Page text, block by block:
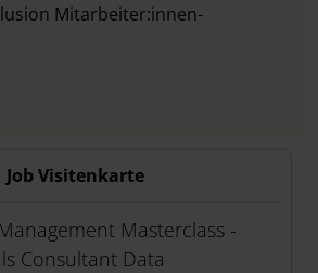
Mitarbeiter:innen-
Job Visitenkarte
Masterclass -
Consultant Data